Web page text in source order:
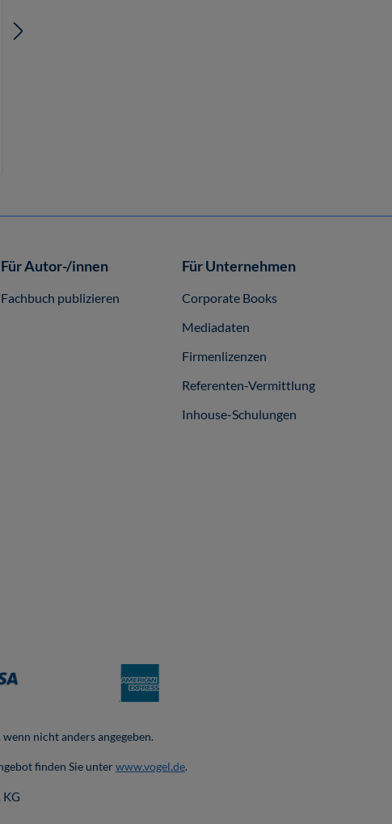
Für Autor-/innen
Fachbuch publizieren
Für Unternehmen
Corporate Books
Mediadaten
Firmenlizenzen
Referenten-Vermittlung
Inhouse-Schulungen
nicht anders angegeben.
finden Sie unterwww.vogel.de.